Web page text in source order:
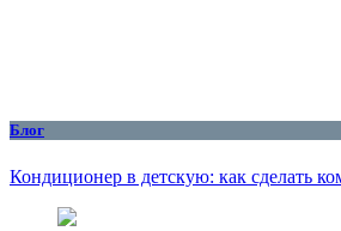
Блог
Кондиционер в детскую: как сделать